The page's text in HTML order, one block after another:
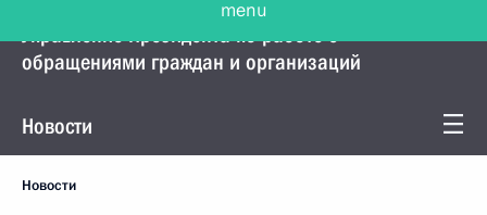
Управление Президента по работе с
обращениями граждан и организаций
Новости
Новости